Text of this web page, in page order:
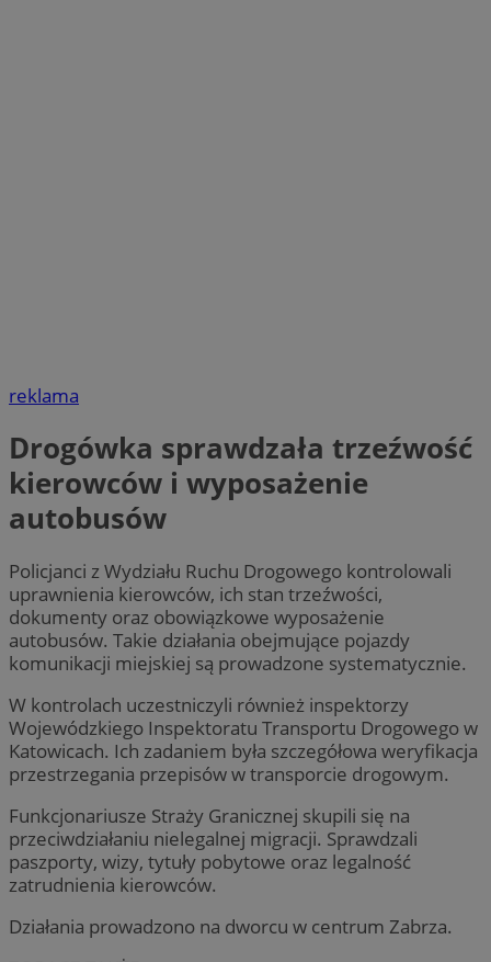
reklama
Drogówka sprawdzała trzeźwość
kierowców i wyposażenie
autobusów
Policjanci z Wydziału Ruchu Drogowego kontrolowali
uprawnienia kierowców, ich stan trzeźwości,
dokumenty oraz obowiązkowe wyposażenie
autobusów. Takie działania obejmujące pojazdy
komunikacji miejskiej są prowadzone systematycznie.
W kontrolach uczestniczyli również inspektorzy
Wojewódzkiego Inspektoratu Transportu Drogowego w
Katowicach. Ich zadaniem była szczegółowa weryfikacja
przestrzegania przepisów w transporcie drogowym.
Funkcjonariusze Straży Granicznej skupili się na
przeciwdziałaniu nielegalnej migracji. Sprawdzali
paszporty, wizy, tytuły pobytowe oraz legalność
zatrudnienia kierowców.
Działania prowadzono na dworcu w centrum Zabrza.